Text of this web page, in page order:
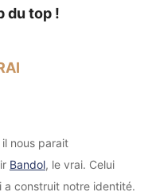
du top !
il nous parait
Bandol, le vrai. Celui
a construit notre identité.